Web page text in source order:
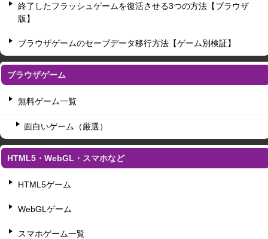
終了したフラッシュゲームを復活させる3つの方法【ブラウザ
版】
ブラウザゲームのセーブデータ移行方法【ゲーム別検証】
ブラウザゲーム
無料ゲーム一覧
面白いゲーム（厳選）
HTML5・WebGL・スマホなど
HTML5ゲーム
WebGLゲーム
スマホゲーム一覧